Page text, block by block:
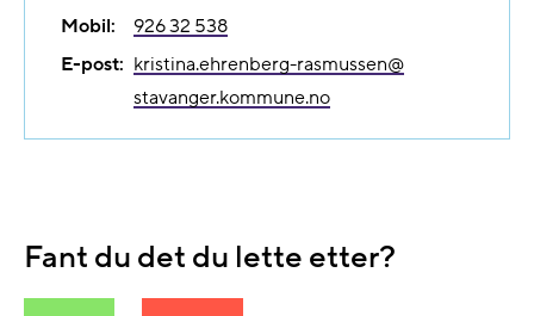
Mobil:
926 32 538
E-post: kristina.ehrenberg-rasmussen@​
stavanger.kommune.no
Fant du det du lette etter?